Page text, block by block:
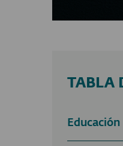
TABLA
Educación